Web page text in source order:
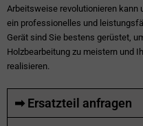
Arbeitsweise revolutionieren kann
ein professionelles und
Gerät sind Sie bestens gerüstet,
Holzbearbeitung zu meistern und
realisieren.
➡ Ersatzteil anfragen